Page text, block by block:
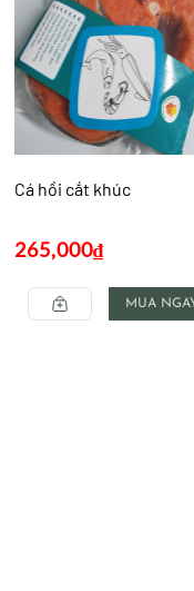
Cá hồi cắt khúc
265,000₫
MUA